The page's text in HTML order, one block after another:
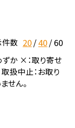
数 20 40 60
か ×：取り寄せ
扱中止：お取り
せん。